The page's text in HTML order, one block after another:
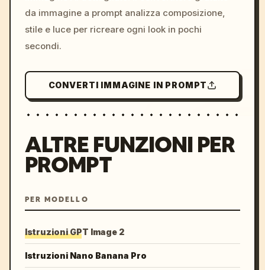
da immagine a prompt analizza composizione,
stile e luce per ricreare ogni look in pochi
secondi.
CONVERTI IMMAGINE IN PROMPT
ALTRE FUNZIONI PER
PROMPT
PER MODELLO
Istruzioni GPT Image 2
Istruzioni Nano Banana Pro